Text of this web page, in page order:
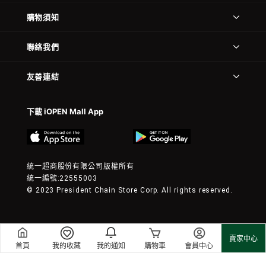
首頁 我的收藏 我的通知 購物車 會員中心
賣家中心
購物須知
聯絡我們
友善連結
下載 iOPEN Mall App
統一超商股份有限公司版權所有
統一編號:22555003
© 2023 President Chain Store Corp. All rights reserved.